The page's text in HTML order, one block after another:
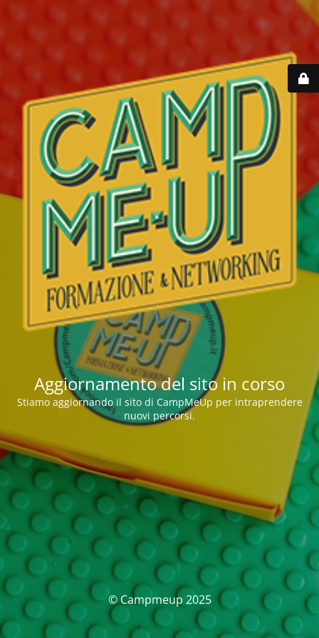
Aggiornamento del sito in corso
Stiamo aggiornando il sito di CampMeUp per intraprendere
nuovi percorsi.
© Campmeup 2025